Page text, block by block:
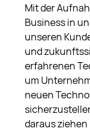
Mit der
Business in
unseren
und
erfahrenen
um
neuen
daraus